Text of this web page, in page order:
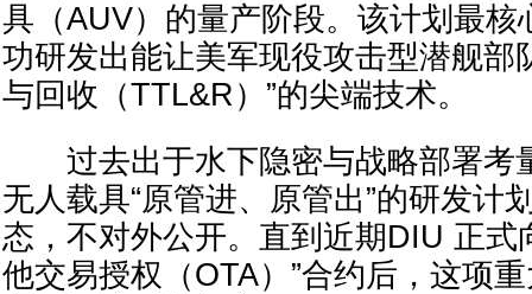
具（AUV）的量产阶段。该计划最核
功研发出能让美军现役攻击型潜舰部
与回收（TTL&R）”的尖端技术。
过去出于水下隐密与战略部署考
无人载具“原管进、原管出”的研发计
态，不对外公开。直到近期DIU 正式
他交易授权（OTA）”合约后，这项